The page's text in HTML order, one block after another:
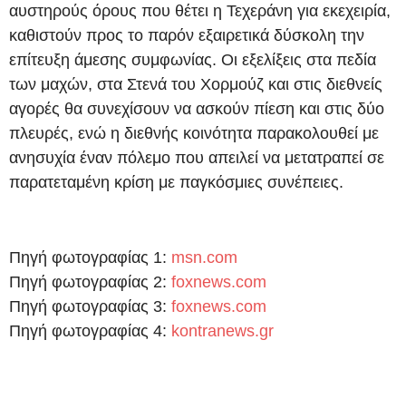
αυστηρούς όρους που θέτει η Τεχεράνη για εκεχειρία,
καθιστούν προς το παρόν εξαιρετικά δύσκολη την
επίτευξη άμεσης συμφωνίας. Οι εξελίξεις στα πεδία
των μαχών, στα Στενά του Χορμούζ και στις διεθνείς
αγορές θα συνεχίσουν να ασκούν πίεση και στις δύο
πλευρές, ενώ η διεθνής κοινότητα παρακολουθεί με
ανησυχία έναν πόλεμο που απειλεί να μετατραπεί σε
παρατεταμένη κρίση με παγκόσμιες συνέπειες.
Πηγή φωτογραφίας 1: msn.com
Πηγή φωτογραφίας 2: foxnews.com
Πηγή φωτογραφίας 3: foxnews.com
Πηγή φωτογραφίας 4: kontranews.gr